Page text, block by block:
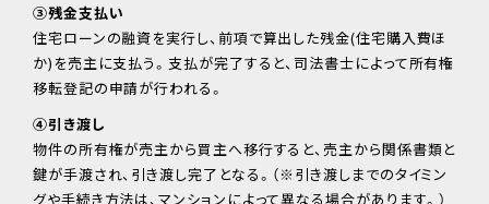
③残金支払い
住宅ローンの融資を実行し、前項で算出した残金(住宅購入費ほ
か)を売主に支払う。支払が完了すると、司法書士によって所有権
移転登記の申請が行われる。
④引き渡し
物件の所有権が売主から買主へ移行すると、売主から関係書類と
鍵が手渡され、引き渡し完了となる。（※引き渡しまでのタイミン
グや手続き方法は、マンションによって異なる場合があります。）